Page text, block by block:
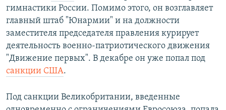
гимнастики России. Помимо этого, он возглавляет
главный штаб "Юнармии" и на должности
заместителя председателя правления курирует
деятельность военно-патриотического движения
"Движение первых". В декабре он уже попал под
санкции США.
Под санкции Великобритании, введенные